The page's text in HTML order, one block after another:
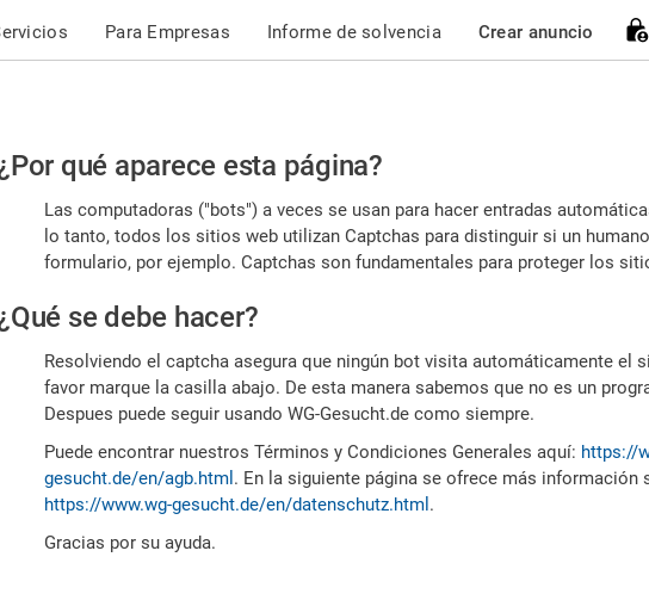
Para Empresas Informe de solvencia Crear anuncio
Por
favor,
confirme
humano
qué aparece esta página?
Las computadoras ("bots") a veces se usan para hacer entradas
lo tanto, todos los sitios web utilizan Captchas para distinguir si un
formulario, por ejemplo. Captchas son fundamentales para proteger los
se debe hacer?
Resolviendo el captcha asegura que ningún bot visita automáticamente el
favor marque la casilla abajo. De esta manera sabemos que no es un
Despues puede seguir usando WG-Gesucht.de como siempre.
Puede encontrar nuestros Términos y Condiciones Generales aquí: https://
gesucht.de/en/agb.html . En la siguiente página se ofrece más información
https://www.wg-gesucht.de/en/datenschutz.html .
Gracias por su ayuda.